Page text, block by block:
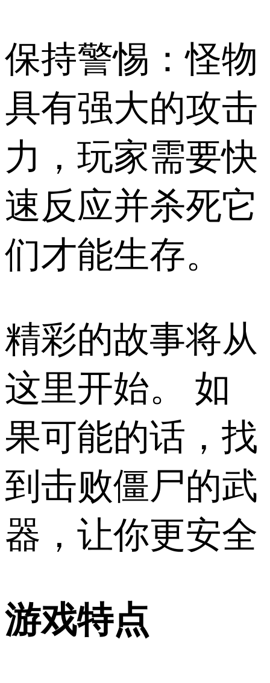
保持警惕：怪物
具有强大的攻击
力，玩家需要快
速反应并杀死它
们才能生存。
精彩的故事将从
这里开始。 如
果可能的话，找
到击败僵尸的武
器，让你更安全
游戏特点